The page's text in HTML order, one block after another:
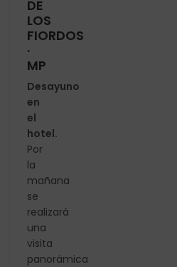
DE
LOS
FIORDOS
·
MP
Desayuno
en
el
hotel.
Por
la
mañana
se
realizará
una
visita
panorámica